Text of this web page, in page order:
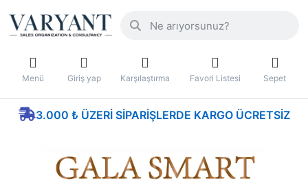
Menü Giriş yap Karşılaştırma Favori Listesi Sepet
3.000 ₺ ÜZERI SIPARIŞLERDE KARGO ÜCRETSIZ